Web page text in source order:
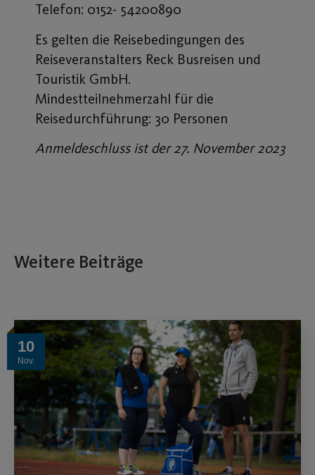
Telefon: 0152- 54200890
Es gelten die Reisebedingungen des
Reiseveranstalters Reck Busreisen und
Touristik GmbH.
Mindestteilnehmerzahl für die
Reisedurchführung: 30 Personen
Anmeldeschluss ist der 27. November 2023
Weitere Beiträge
10
Nov.